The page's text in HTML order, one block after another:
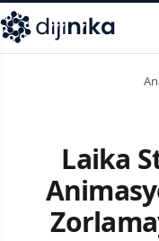
,Marmara Mahallesi,
Laika